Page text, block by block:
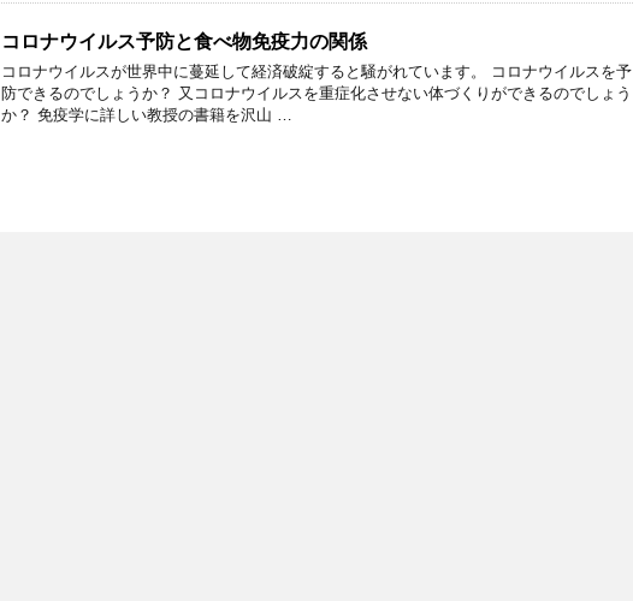
コロナウイルス予防と食べ物免疫力の関係
コロナウイルスが世界中に蔓延して経済破綻すると騒がれています。 コロナウイルスを予
防できるのでしょうか？ 又コロナウイルスを重症化させない体づくりができるのでしょう
か？ 免疫学に詳しい教授の書籍を沢山 …